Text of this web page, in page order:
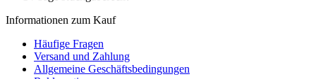
Informationen zum Kauf
Häufige Fragen
Versand und Zahlung
Allgemeine Geschäftsbedingungen